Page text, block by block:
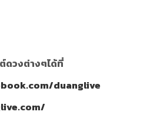
ดวงต่างๆได้ที่
duanglive